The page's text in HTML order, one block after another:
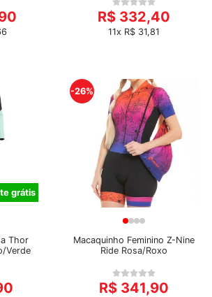
R$ 332,40
11x R$ 31,81
grátis
Thor
Verde
-26%
Macaquinho Feminino Z-Nine
Ride Rosa/Roxo
R$ 341,90